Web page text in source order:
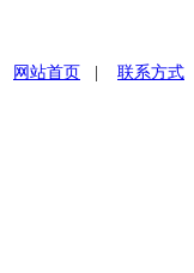
网站首页 联系方式